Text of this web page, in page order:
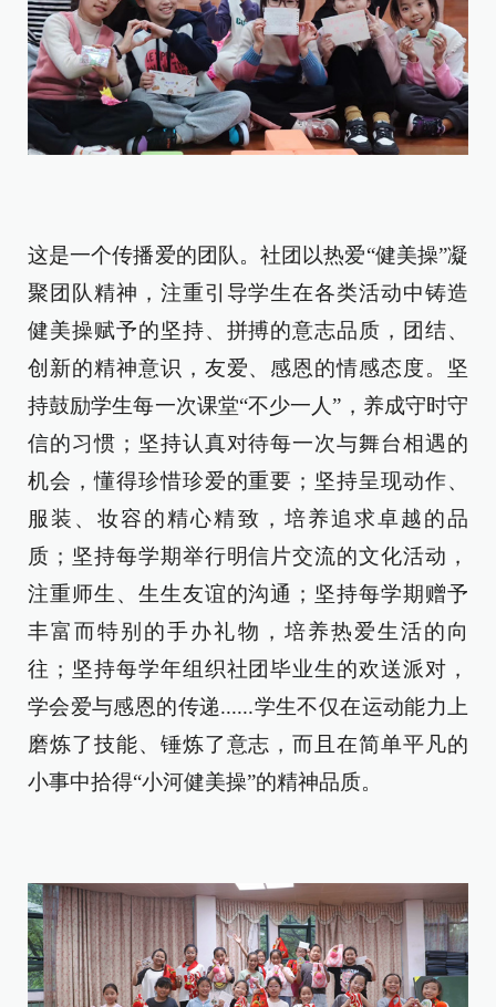
这是一个传播爱的团队。社团以热爱“健美操”凝
聚团队精神，注重引导学生在各类活动中铸造
健美操赋予的坚持、拼搏的意志品质，团结、
创新的精神意识，友爱、感恩的情感态度。坚
持鼓励学生每一次课堂“不少一人”，养成守时守
信的习惯；坚持认真对待每一次与舞台相遇的
机会，懂得珍惜珍爱的重要；坚持呈现动作、
服装、妆容的精心精致，培养追求卓越的品
质；坚持每学期举行明信片交流的文化活动，
注重师生、生生友谊的沟通；坚持每学期赠予
丰富而特别的手办礼物，培养热爱生活的向
往；坚持每学年组织社团毕业生的欢送派对，
学会爱与感恩的传递......学生不仅在运动能力上
磨炼了技能、锤炼了意志，而且在简单平凡的
小事中拾得“小河健美操”的精神品质。